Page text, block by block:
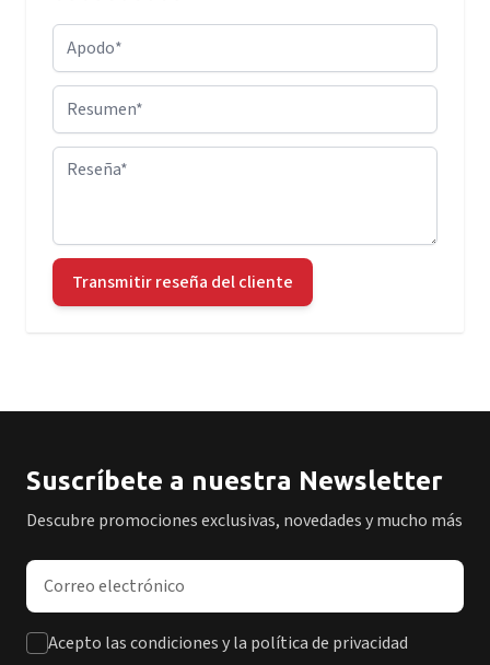
Apodo
Resumen
Reseña
Transmitir reseña del cliente
Suscríbete a nuestra Newsletter
Descubre promociones exclusivas, novedades y mucho más
Dirección de correo electrónico
Acepto las condiciones y la política de privacidad